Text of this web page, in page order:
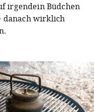
irgendein Büdchen
danach wirklich